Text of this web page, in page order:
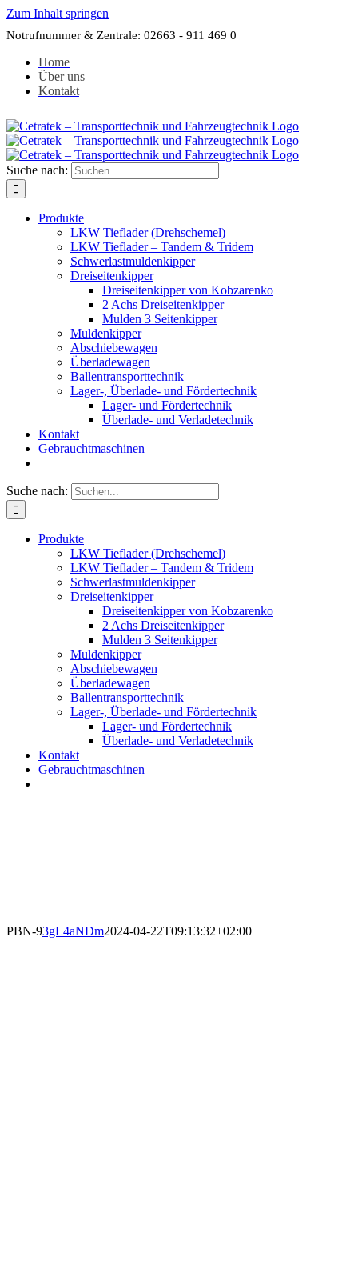
Zum Inhalt springen
Notrufnummer & Zentrale: 02663 - 911 469 0
Home
Über uns
Kontakt
Suche nach:
Produkte
LKW Tieflader (Drehschemel)
LKW Tieflader – Tandem & Tridem
Schwerlastmuldenkipper
Dreiseitenkipper
Dreiseitenkipper von Kobzarenko
2 Achs Dreiseitenkipper
Mulden 3 Seitenkipper
Muldenkipper
Abschiebewagen
Überladewagen
Ballentransporttechnik
Lager-, Überlade- und Fördertechnik
Lager- und Fördertechnik
Überlade- und Verladetechnik
Kontakt
Gebrauchtmaschinen
Suche nach:
Produkte
LKW Tieflader (Drehschemel)
LKW Tieflader – Tandem & Tridem
Schwerlastmuldenkipper
Dreiseitenkipper
Dreiseitenkipper von Kobzarenko
2 Achs Dreiseitenkipper
Mulden 3 Seitenkipper
Muldenkipper
Abschiebewagen
Überladewagen
Ballentransporttechnik
Lager-, Überlade- und Fördertechnik
Lager- und Fördertechnik
Überlade- und Verladetechnik
Kontakt
Gebrauchtmaschinen
PBN-93gL4aNDm2024-04-22T09:13:32+02:00